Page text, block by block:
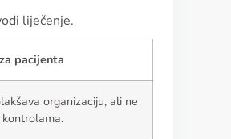
liječenje.
pacijenta
organizaciju, ali ne